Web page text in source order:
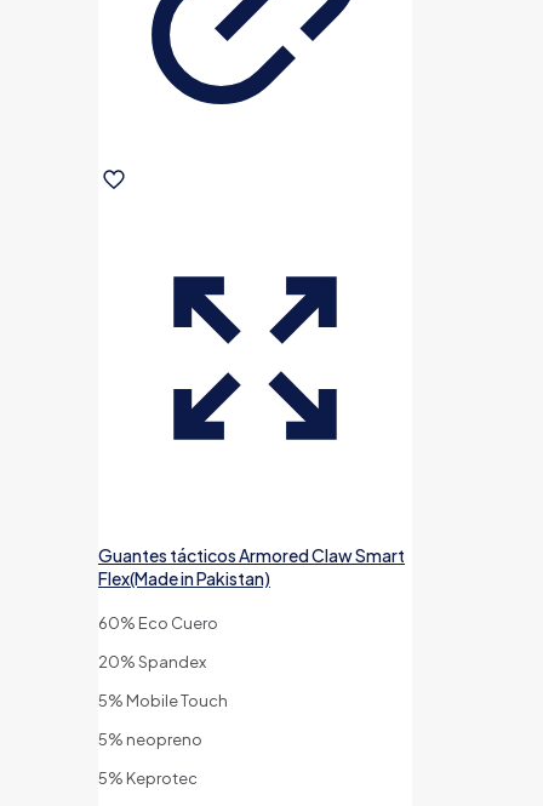
Guantes tácticos Armored Claw Smart
Flex(Made in Pakistan)
60% Eco Cuero
20% Spandex
5% Mobile Touch
5% neopreno
5% Keprotec